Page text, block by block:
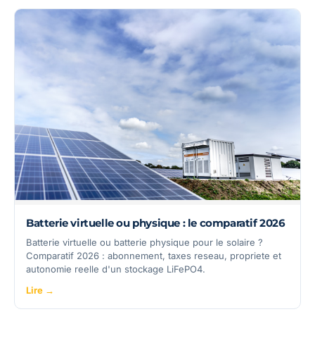
Batterie virtuelle ou physique : le comparatif 2026
Batterie virtuelle ou batterie physique pour le solaire ?
Comparatif 2026 : abonnement, taxes reseau, propriete et
autonomie reelle d'un stockage LiFePO4.
Lire →